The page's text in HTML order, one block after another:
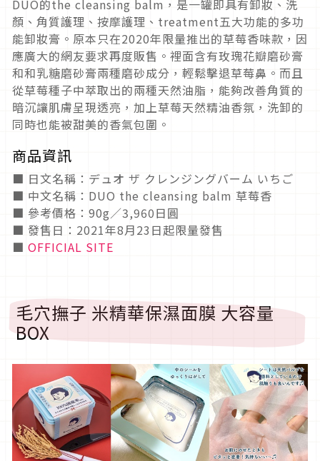
DUO的the cleansing balm，是一罐即具有卸妝、洗
顏、角質護理、按摩護理、treatment五大功能的多功
能卸妝膏。原本只在2020年限量推出的草莓香味款，因
應廣大的網友要求再度販售。裡面含有玫瑰花瓣磨砂膏
和和乳糖磨砂膏兩種磨砂成分，輕鬆擊退草莓鼻。而且
從草莓種子中萃取出的兩種天然油脂，能夠改善角質的
暗沉讓肌膚呈現透亮，加上草莓天然精油香氛，洗卸的
同時也能被甜美的香氣包圍。
商品資訊
■ 日文名稱：デュオ ザ クレンジングバーム いちご
■ 中文名稱：DUO the cleansing balm 草莓香
■ 參考價格：90g／3,960日圓
■ 發售日：2021年8月23日起限量發售
■ OFFICIAL SITE
毛穴撫子 米精華保濕面膜 大容量
BOX